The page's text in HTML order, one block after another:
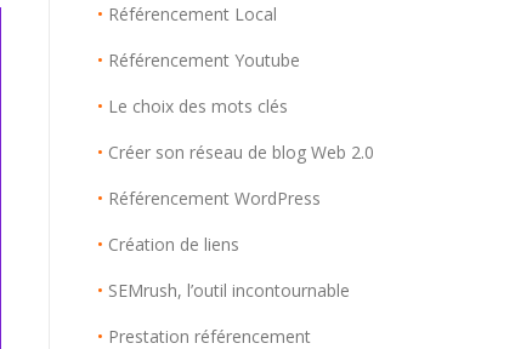
• Référencement Local
• Référencement Youtube
• Le choix des mots clés
• Créer son réseau de blog Web 2.0
• Référencement WordPress
• Création de liens
• SEMrush, l’outil incontournable
• Prestation référencement